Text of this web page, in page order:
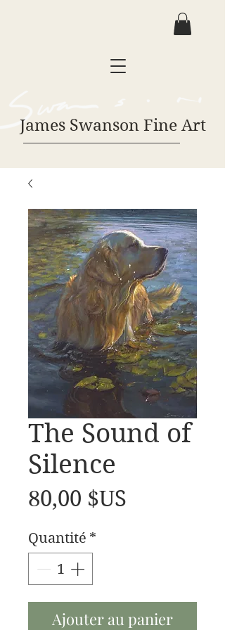
James Swanson Fine Art
The Sound of
Silence
80,00 $US
Quantité *
Ajouter au panier